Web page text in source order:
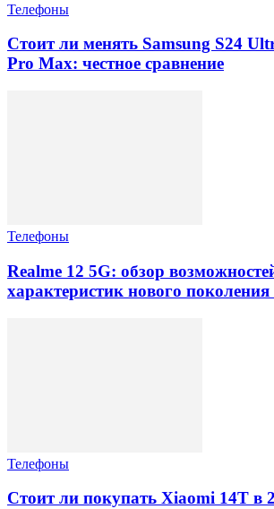
Телефоны
Стоит ли менять Samsung S24
Pro Max: честное сравнение
Телефоны
Realme 12 5G: обзор
характеристик нового поколения
Телефоны
Стоит ли покупать Xiaomi 14T в